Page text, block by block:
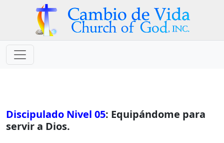
Discipulado Nivel 05: Equipándome para
servir a Dios.